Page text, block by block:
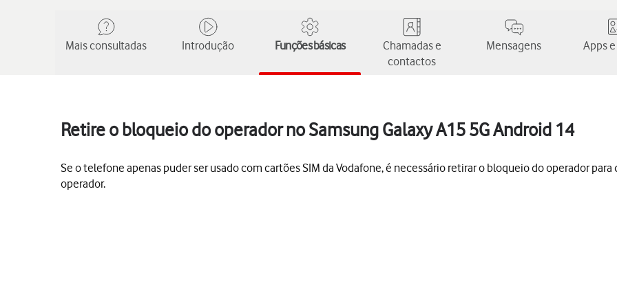
Mais consultadas Introdução Funções básicas
Chamadas e
contactos
Mensagens Apps
Retire o bloqueio do operador no Samsung Galaxy A15 5G Android 14
Se o telefone apenas puder ser usado com cartões SIM da Vodafone, é necessário retirar o bloqueio do operador
operador.